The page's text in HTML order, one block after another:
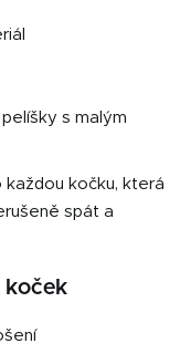
s malým
každou kočku, která
spát a